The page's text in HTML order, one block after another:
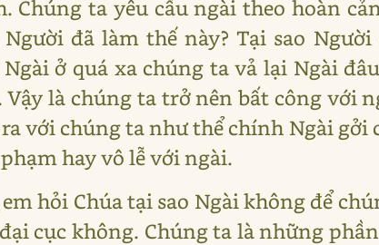
Chúng ta yêu cầu ngài theo hoàn
đã làm thế này? Tại sao
ở quá xa chúng ta vả lại Ngài
Vậy là chúng ta trở nên bất công với
với chúng ta như thể chính Ngài
hay vô lễ với ngài.
em hỏi Chúa tại sao Ngài không để
cục không. Chúng ta là những